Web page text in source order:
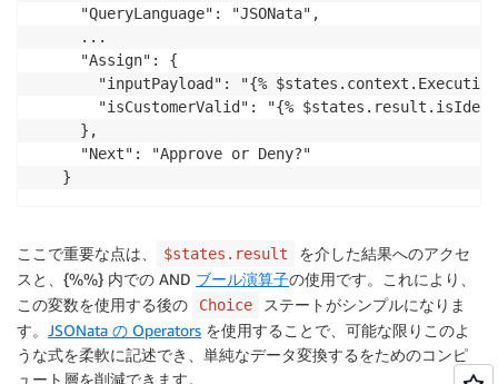
  "QueryLanguage": "JSONata",
  ...
  "Assign": {
"inputPayload": "{%
"isCustomerValid": "{%
  },
  "Next": "Approve or Deny?"
}
ここで重要な点は、 $states.result
を介した結果へのアクセ
スと、{%%} 内での AND ブール演算子の使用です。これにより、
この変数を使用する後の
Choice
ステートがシンプルになりま
す。 JSONata の Operators を使用することで、可能な限りこのよ
うな式を柔軟に記述でき、単純なデータ変換するをためのコンピ
ュート層を削減できます。